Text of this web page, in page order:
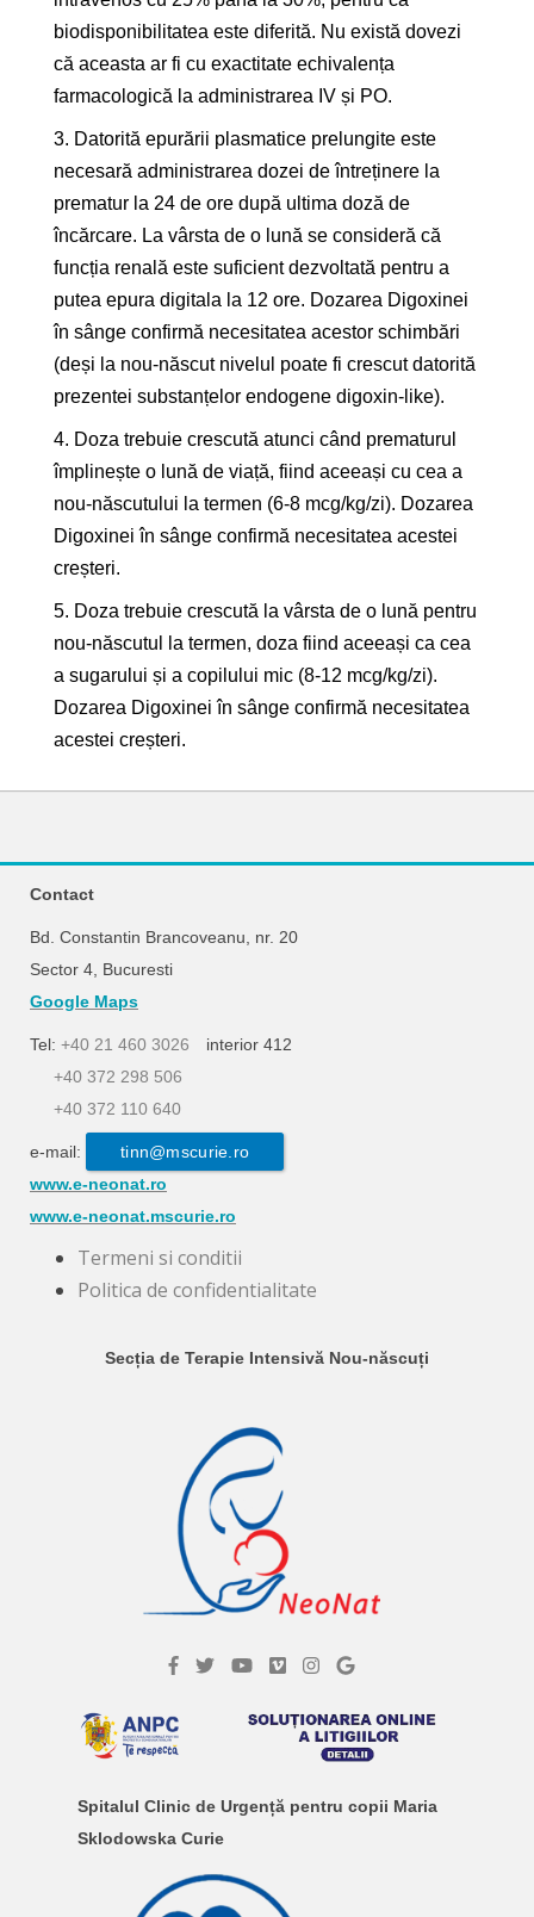
biodisponibilitatea este diferită. Nu există dovezi
că aceasta ar fi cu exactitate echivalența
farmacologică la administrarea IV și PO.
3. Datorită epurării plasmatice prelungite este
necesară administrarea dozei de întreținere la
prematur la 24 de ore după ultima doză de
încărcare. La vârsta de o lună se consideră că
funcția renală este suficient dezvoltată pentru a
putea epura digitala la 12 ore. Dozarea Digoxinei
în sânge confirmă necesitatea acestor schimbări
(deși la nou-născut nivelul poate fi crescut datorită
prezentei substanțelor endogene digoxin-like).
4. Doza trebuie crescută atunci când prematurul
împlinește o lună de viață, fiind aceeași cu cea a
nou-născutului la termen (6-8 mcg/kg/zi). Dozarea
Digoxinei în sânge confirmă necesitatea acestei
creșteri.
5. Doza trebuie crescută la vârsta de o lună pentru
nou-născutul la termen, doza fiind aceeași ca cea
a sugarului și a copilului mic (8-12 mcg/kg/zi).
Dozarea Digoxinei în sânge confirmă necesitatea
acestei creșteri.
Contact
Bd. Constantin Brancoveanu, nr. 20
Sector 4, Bucuresti
Google Maps
Tel: +40 21 460 3026
interior 412
+40 372 298 506
+40 372 110 640
e-mail:
tinn@mscurie.ro
www.e-neonat.ro
www.e-neonat.mscurie.ro
Termeni si conditii
Politica de confidentialitate
Secția de Terapie Intensivă Nou-născuți
Spitalul Clinic de Urgență pentru copii Maria
Sklodowska Curie